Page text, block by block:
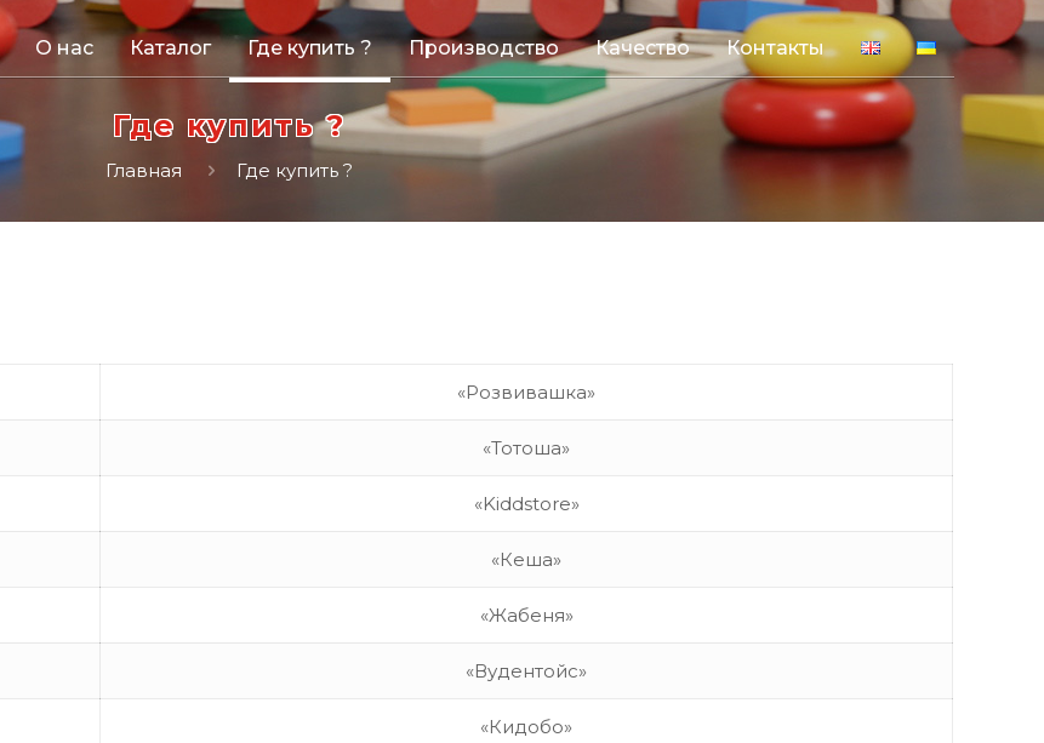
О нас Каталог Где купить ? Производство Качество Контакты
Где купить ?
Главная Где купить ?
«Розвивашка»
«Тотоша»
«Kiddstore»
«Кеша»
«Жабеня»
«Вудентойс»
«Кидобо»